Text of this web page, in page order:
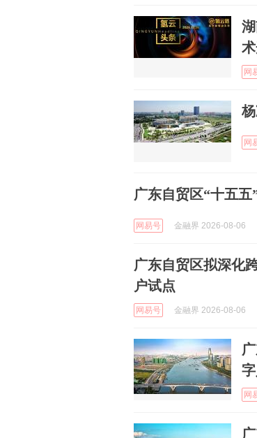
网
网
广东自贸区“十五
网易号 金融界 2026-08-06
广东自贸区拟深化
户试点
网易号 金融界 2026-08-06
网